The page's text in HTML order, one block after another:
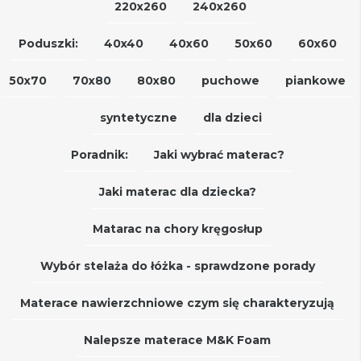
220x260 240x260
Poduszki: 40x40 40x60 50x60 60x60
50x70 70x80 80x80 puchowe piankowe
syntetyczne dla dzieci
Poradnik: Jaki wybrać materac?
Jaki materac dla dziecka?
Matarac na chory kręgosłup
Wybór stelaża do łóżka - sprawdzone porady
Materace nawierzchniowe czym się charakteryzują
Nalepsze materace M&K Foam